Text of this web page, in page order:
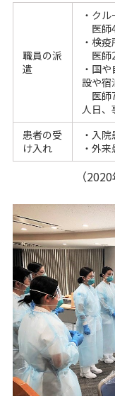
職員の派
遣
・ク
医師
・検
医師
・国
設や宿
医師
人日、
患者の受
け入れ
・入
・外
（